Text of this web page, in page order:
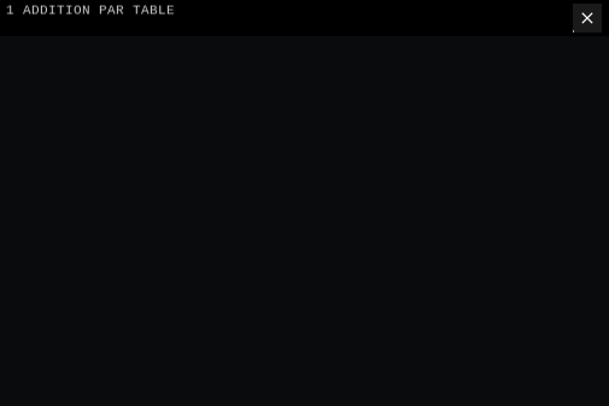
1 ADDITION PAR TABLE